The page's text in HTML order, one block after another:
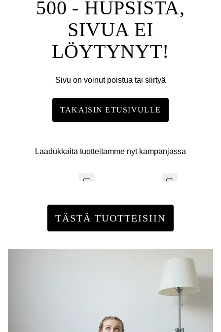
500 - HUPSISTA,
SIVUA EI
LÖYTYNYT!
Sivu on voinut poistua tai siirtyä
TAKAISIN ETUSIVULLE
Laadukkaita tuotteitamme nyt kampanjassa
TÄSTÄ TUOTTEISIIN